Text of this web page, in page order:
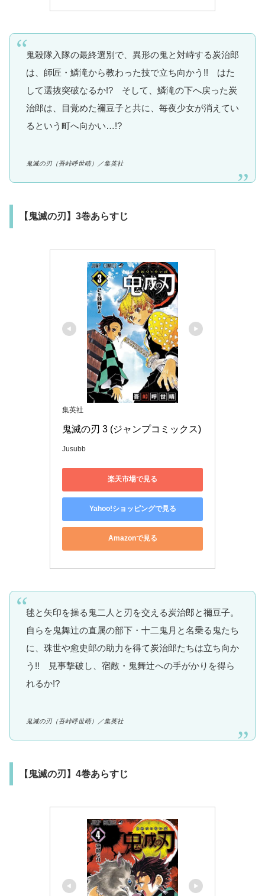
鬼殺隊入隊の最終選別で、異形の鬼と対峙する炭治郎
は、師匠・鱗滝から教わった技で立ち向かう!! はた
して選抜突破なるか!? そして、鱗滝の下へ戻った炭
治郎は、目覚めた禰豆子と共に、毎夜少女が消えてい
るという町へ向かい…!?
鬼滅の刃（吾峠呼世晴） ／集英社
【鬼滅の刃】3巻あらすじ
集英社
鬼滅の刃 3 (ジャンプコミックス)
Jusubb
楽天市場で見る
Yahoo!ショッピングで見る
Amazonで見る
毬と矢印を操る鬼二人と刃を交える炭治郎と禰豆子。
自らを鬼舞辻の直属の部下・十二鬼月と名乗る鬼たち
に、珠世や愈史郎の助力を得て炭治郎たちは立ち向か
う!! 見事撃破し、宿敵・鬼舞辻への手がかりを得ら
れるか!?
鬼滅の刃（吾峠呼世晴） ／集英社
【鬼滅の刃】4巻あらすじ